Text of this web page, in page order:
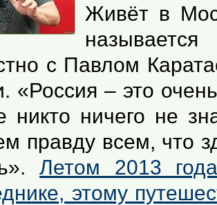
Живёт в
с Павлом
«Россия – это
никто ничего не
правду всем, что
Летом 2013
этому